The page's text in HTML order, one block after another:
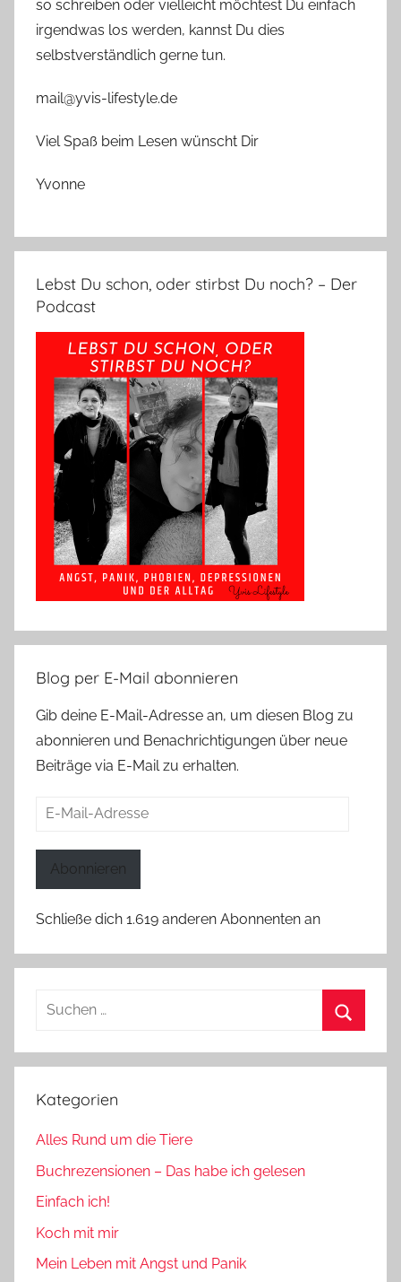
so schreiben oder vielleicht möchtest Du einfach
irgendwas los werden, kannst Du dies
selbstverständlich gerne tun.
mail@yvis-lifestyle.de
Viel Spaß beim Lesen wünscht Dir
Yvonne
Lebst Du schon, oder stirbst Du noch? – Der
Podcast
Blog per E-Mail abonnieren
Gib deine E-Mail-Adresse an, um diesen Blog zu
abonnieren und Benachrichtigungen über neue
Beiträge via E-Mail zu erhalten.
E-
Abonnieren
Schließe dich 1.619 anderen Abonnenten an
Suchen
Kategorien
Alles Rund um die Tiere
Buchrezensionen – Das habe ich gelesen
Einfach ich!
Koch mit mir
Mein Leben mit Angst und Panik